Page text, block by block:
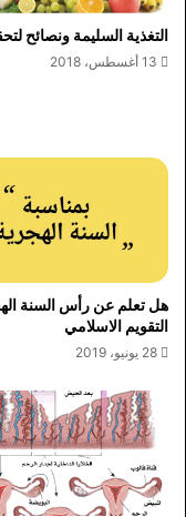
التغذية السليمة ونصائح
13 أغسطس، 2018
هل تعلم عن رأس السنة
التقويم الاسلامي
28 يونيو، 2019